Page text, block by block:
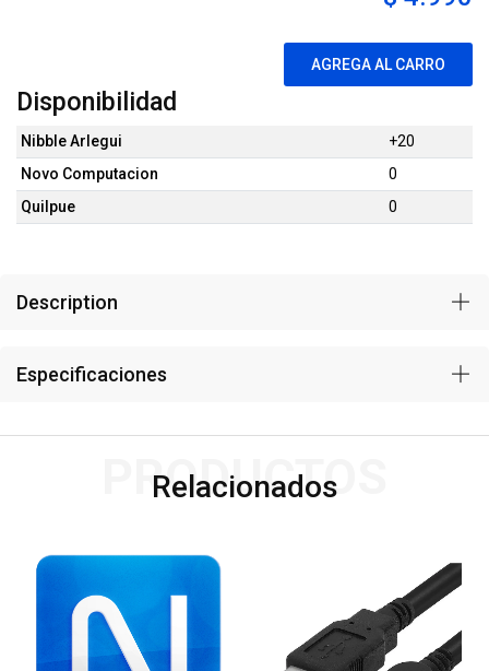
AGREGA AL CARRO
Disponibilidad
Nibble Arlegui
+20
Novo Computacion
0
Quilpue
0
Description
Especificaciones
Relacionados
PRODUCTOS